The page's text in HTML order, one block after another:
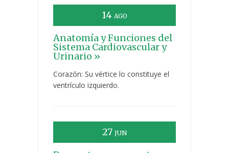
14 AGO
Anatomía y Funciones del
Sistema Cardiovascular y
Urinario »
Corazón: Su vértice lo constituye el
ventrículo izquierdo.
27 JUN